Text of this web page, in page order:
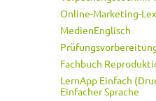
Online-Marketing-
MedienEnglisch
Fachbuch
LernApp Einfach
Einfacher Sprache